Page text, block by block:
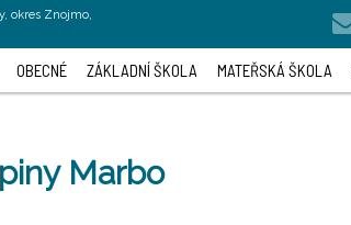
okres Znojmo,
OBECNÉ ZÁKLADNÍ ŠKOLA MATEŘSKÁ ŠKOLA
Marbo